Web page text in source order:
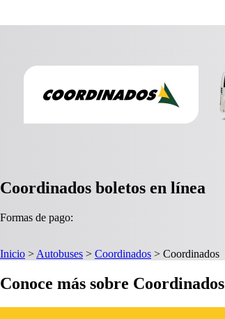
Coordinados boletos en línea
Formas de pago:
Inicio > Autobuses > Coordinados > Coordinados
Conoce más sobre Coordinados